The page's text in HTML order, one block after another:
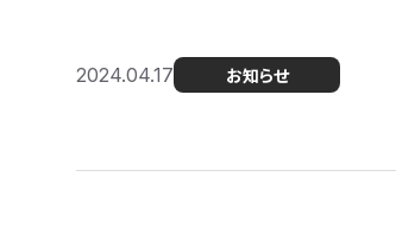
2024.04.17 お知らせ